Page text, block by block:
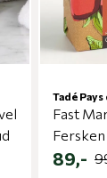
5 mulige
Tadé
Fast
89,-